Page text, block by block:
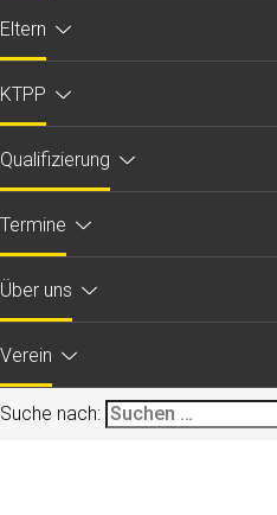
Eltern
KTPP
Qualifizierung
Termine
Über uns
Verein
Suche nach: